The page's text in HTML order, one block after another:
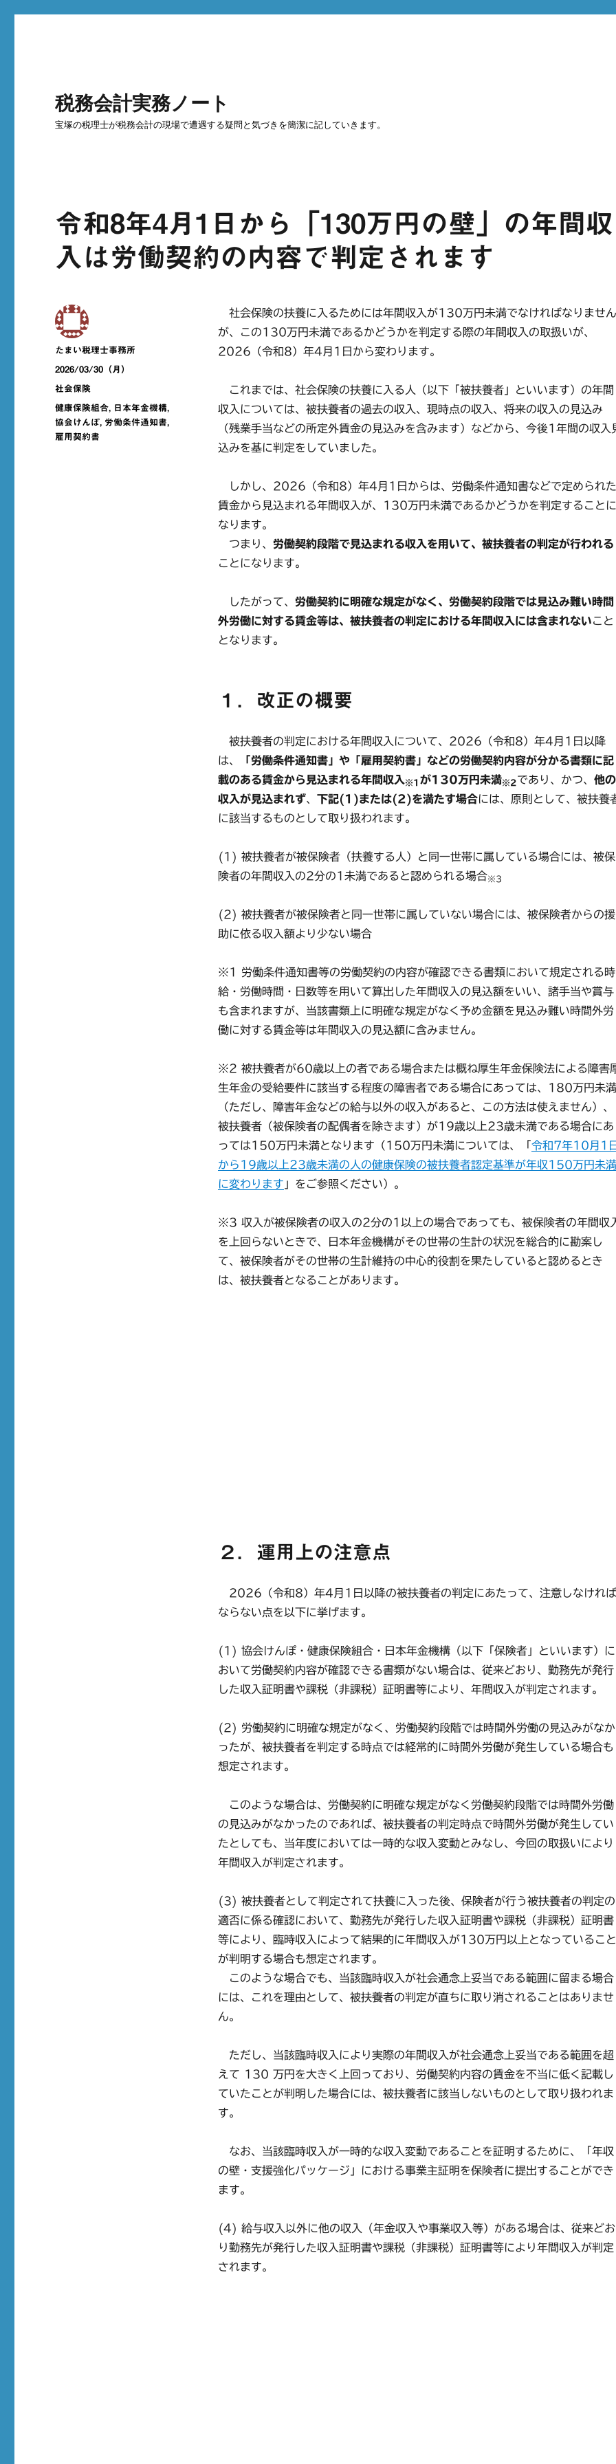
税務会計実務ノート
宝塚の税理士が税務会計の現場で遭遇する疑問と気づきを簡潔に記していきます。
令和8年4月1日から「130万円の壁」の年間収
入は労働契約の内容で判定されます
社会保険の扶養に入るためには年間収入が130万円未満でなければなりません
が、この130万円未満であるかどうかを判定する際の年間収入の取扱いが、
2026（令和8）年4月1日から変わります。
これまでは、社会保険の扶養に入る人（以下「被扶養者」といいます）の年間
収入については、被扶養者の過去の収入、現時点の収入、将来の収入の見込み
（残業手当などの所定外賃金の見込みを含みます）などから、今後1年間の収入
込みを基に判定をしていました。
しかし、2026（令和8）年4月1日からは、労働条件通知書などで定められた
賃金から見込まれる年間収入が、130万円未満であるかどうかを判定することに
なります。
つまり、 労働契約段階で見込まれる収入を用いて、被扶養者の判定が行われる
ことになります。
したがって、 労働契約に明確な規定がなく、労働契約段階では見込み難い時間
外労働に対する賃金等は、被扶養者の判定における年間収入には含まれないこと
となります。
１．改正の概要
被扶養者の判定における年間収入について、2026（令和8）年4月1日以降
は、
「労働条件通知書」や「雇用契約書」などの労働契約内容が分かる書類に記
載のある賃金から見込まれる年間収入※1 が130万円未満※2であり、かつ、 他の
収入が見込まれず、 下記(1)または(2)を満たす場合には、原則として、被扶養
に該当するものとして取り扱われます。
(1) 被扶養者が被保険者（扶養する人）と同一世帯に属している場合には、被保
険者の年間収入の2分の1未満であると認められる場合※3
(2) 被扶養者が被保険者と同一世帯に属していない場合には、被保険者からの援
助に依る収入額より少ない場合
※1 労働条件通知書等の労働契約の内容が確認できる書類において規定される時
給・労働時間・日数等を用いて算出した年間収入の見込額をいい、諸手当や賞与
も含まれますが、当該書類上に明確な規定がなく予め金額を見込み難い時間外労
働に対する賃金等は年間収入の見込額に含みません。
※2 被扶養者が60歳以上の者である場合または概ね厚生年金保険法による障害
生年金の受給要件に該当する程度の障害者である場合にあっては、180万円未満
（ただし、障害年金などの給与以外の収入があると、この方法は使えません）、
被扶養者（被保険者の配偶者を除きます）が19歳以上23歳未満である場合にあ
っては150万円未満となります（150万円未満については、「 令和7年10月1
から19歳以上23歳未満の人の健康保険の被扶養者認定基準が年収150万円未満
に変わります 」をご参照ください）。
※3 収入が被保険者の収入の2分の1以上の場合であっても、被保険者の年間収
を上回らないときで、日本年金機構がその世帯の生計の状況を総合的に勘案し
て、被保険者がその世帯の生計維持の中心的役割を果たしていると認めるとき
は、被扶養者となることがあります。
２．運用上の注意点
2026（令和8）年4月1日以降の被扶養者の判定にあたって、注意しなければ
ならない点を以下に挙げます。
(1) 協会けんぽ・健康保険組合・日本年金機構（以下「保険者」といいます）に
おいて労働契約内容が確認できる書類がない場合は、従来どおり、勤務先が発行
した収入証明書や課税（非課税）証明書等により、年間収入が判定されます。
(2) 労働契約に明確な規定がなく、労働契約段階では時間外労働の見込みがなか
ったが、被扶養者を判定する時点では経常的に時間外労働が発生している場合も
想定されます。
このような場合は、労働契約に明確な規定がなく労働契約段階では時間外労働
の見込みがなかったのであれば、被扶養者の判定時点で時間外労働が発生してい
たとしても、当年度においては一時的な収入変動とみなし、今回の取扱いにより
年間収入が判定されます。
(3) 被扶養者として判定されて扶養に入った後、保険者が行う被扶養者の判定の
適否に係る確認において、勤務先が発行した収入証明書や課税（非課税）証明書
等により、臨時収入によって結果的に年間収入が130万円以上となっていること
が判明する場合も想定されます。
このような場合でも、当該臨時収入が社会通念上妥当である範囲に留まる場合
には、これを理由として、被扶養者の判定が直ちに取り消されることはありませ
ん。
ただし、当該臨時収入により実際の年間収入が社会通念上妥当である範囲を超
えて 130 万円を大きく上回っており、労働契約内容の賃金を不当に低く記載し
ていたことが判明した場合には、被扶養者に該当しないものとして取り扱われま
す。
なお、当該臨時収入が一時的な収入変動であることを証明するために、「年収
の壁・支援強化パッケージ」における事業主証明を保険者に提出することができ
ます。
(4) 給与収入以外に他の収入（年金収入や事業収入等）がある場合は、従来どお
り勤務先が発行した収入証明書や課税（非課税）証明書等により年間収入が判定
されます。
投
稿
たまい税理士事務所
投
稿
2026/03/30（月）
カ
テ
ゴ
リ
社会保険
タ
グ
健康保険組合, 日本年金機構,
協会けんぽ, 労働条件通知書,
雇用契約書